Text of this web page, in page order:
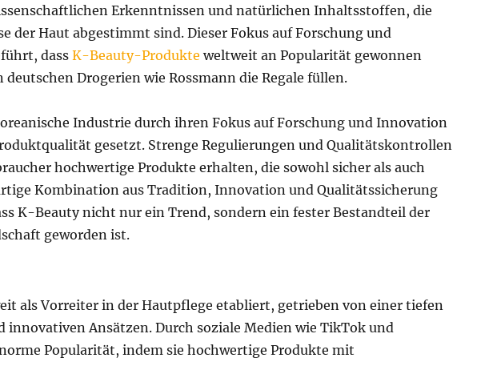
Erkenntnissen und natürlichen Inhaltsstoffen, die
der Haut abgestimmt sind. Dieser Fokus auf Forschung und
dass K-Beauty-Produkte weltweit an Popularität gewonnen
Drogerien wie Rossmann die Regale füllen.
Industrie durch ihren Fokus auf Forschung und Innovation
gesetzt. Strenge Regulierungen und Qualitätskontrollen
hochwertige Produkte erhalten, die sowohl sicher als auch
Kombination aus Tradition, Innovation und Qualitätssicherung
K-Beauty nicht nur ein Trend, sondern ein fester Bestandteil der
geworden ist.
als Vorreiter in der Hautpflege etabliert, getrieben von einer tiefen
Ansätzen. Durch soziale Medien wie TikTok und
Popularität, indem sie hochwertige Produkte mit